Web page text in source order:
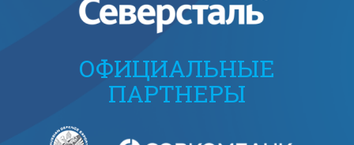
ОФИЦИАЛЬНЫЕ
ПАРТНЕРЫ